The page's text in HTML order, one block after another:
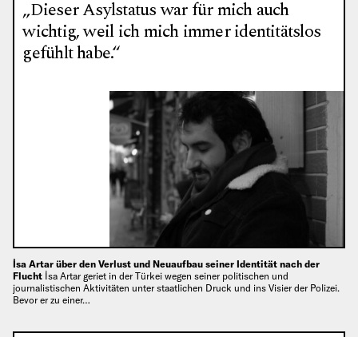
„Dieser Asylstatus war für mich auch
wichtig, weil ich mich immer identitätslos
gefühlt habe.“
İsa Artar über den Verlust und Neuaufbau seiner Identität nach der
Flucht İsa Artar geriet in der Türkei wegen seiner politischen und
journalistischen Aktivitäten unter staatlichen Druck und ins Visier der Polizei.
Bevor er zu einer…